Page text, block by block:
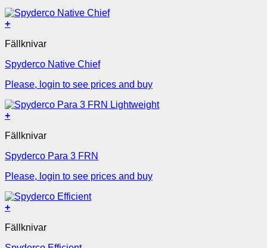
+
Fällknivar
Spyderco Native Chief
Please, login to see prices and buy
+
Fällknivar
Spyderco Para 3 FRN
Please, login to see prices and buy
+
Fällknivar